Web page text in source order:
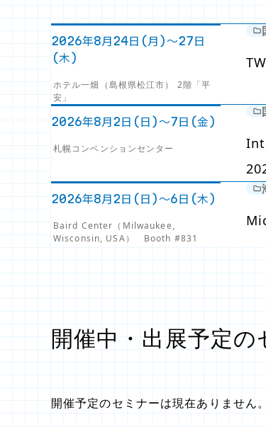
2026年8月24日(月)～27日
(木)
ホテル一畑（島根県松江市） 2階「平
安」
2026年8月2日(日)～7日(金)
札幌コンベンションセンター
2026年8月2日(日)～6日(木)
Baird Center（Milwaukee,
Wisconsin, USA） Booth #831
開催中・出展予定の
開催予定のセミナーは現在ありません。